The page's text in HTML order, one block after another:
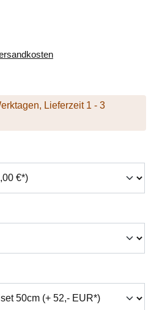
Lieferzeit 1 - 3